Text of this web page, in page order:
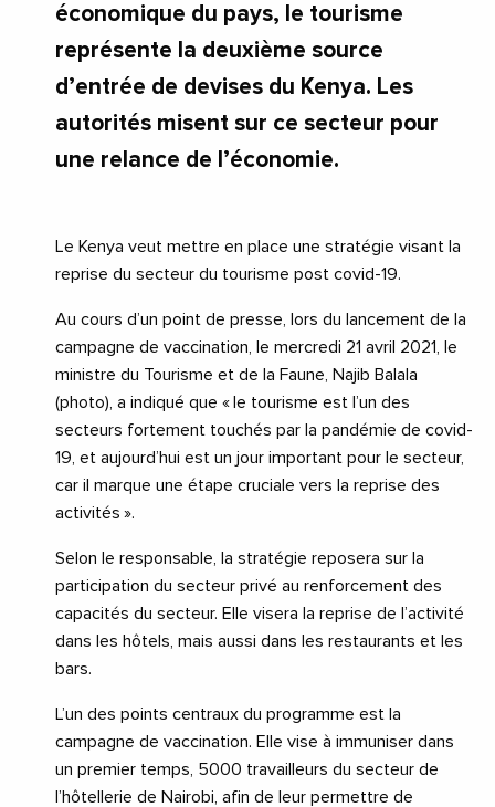
économique du pays, le tourisme
représente la deuxième source
d’entrée de devises du Kenya. Les
autorités misent sur ce secteur pour
une relance de l’économie.
Le Kenya veut mettre en place une stratégie visant la
reprise du secteur du tourisme post covid-19.
Au cours d’un point de presse, lors du lancement de la
campagne de vaccination, le mercredi 21 avril 2021, le
ministre du Tourisme et de la Faune, Najib Balala
(photo), a indiqué que « le tourisme est l’un des
secteurs fortement touchés par la pandémie de covid-
19, et aujourd’hui est un jour important pour le secteur,
car il marque une étape cruciale vers la reprise des
activités ».
Selon le responsable, la stratégie reposera sur la
participation du secteur privé au renforcement des
capacités du secteur. Elle visera la reprise de l’activité
dans les hôtels, mais aussi dans les restaurants et les
bars.
L’un des points centraux du programme est la
campagne de vaccination. Elle vise à immuniser dans
un premier temps, 5000 travailleurs du secteur de
l’hôtellerie de Nairobi, afin de leur permettre de